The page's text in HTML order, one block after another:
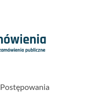
Postępowania